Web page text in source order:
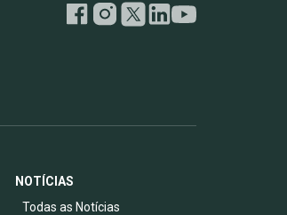
NOTÍCIAS
Todas as Notícias